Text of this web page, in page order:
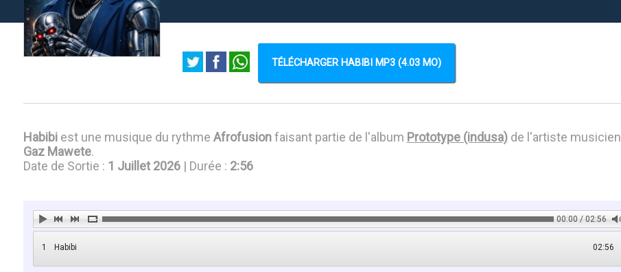
TÉLÉCHARGER HABIBI MP3 (4.03 MO)
Habibiest une musique du rythme Afrofusionfaisant partie de l'album Prototype (indusa)de l'artiste musicien
Gaz Mawete.
Date de Sortie : 1 Juillet 2026| Durée : 2:56
00:00 / 02:56
1 02:56
Habibi